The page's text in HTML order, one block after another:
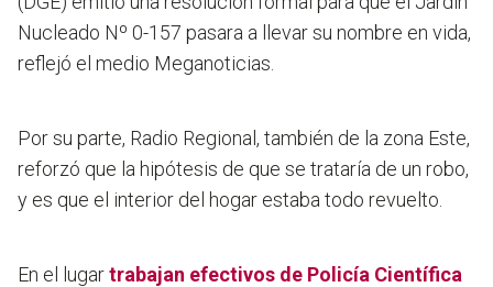
Nucleado Nº 0-157 pasara a llevar su nombre en vida,
reflejó el medio Meganoticias.
Por su parte, Radio Regional, también de la zona Este,
reforzó que la hipótesis de que se trataría de un robo,
y es que el interior del hogar estaba todo revuelto.
En el lugartrabajan efectivos de Policía Científica